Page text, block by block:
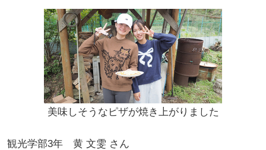
美味しそうなピザが焼き上がりました
観光学部3年 黄 文雯 さん